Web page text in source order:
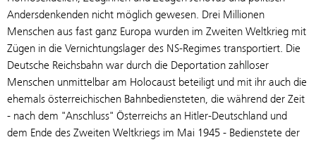
Andersdenkenden nicht möglich gewesen. Drei Millionen
Menschen aus fast ganz Europa wurden im Zweiten Weltkrieg mit
Zügen in die Vernichtungslager des NS-Regimes transportiert. Die
Deutsche Reichsbahn war durch die Deportation zahlloser
Menschen unmittelbar am Holocaust beteiligt und mit ihr auch die
ehemals österreichischen Bahnbediensteten, die während der Zeit
- nach dem "Anschluss" Österreichs an Hitler-Deutschland und
dem Ende des Zweiten Weltkriegs im Mai 1945 - Bedienstete der